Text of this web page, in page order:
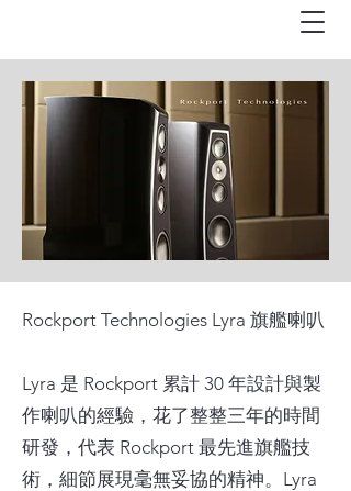
Rockport Technologies Lyra 旗艦喇叭
Lyra 是 Rockport 累計 30 年設計與製
作喇叭的經驗，花了整整三年的時間
研發，代表 Rockport 最先進旗艦技
術，細節展現毫無妥協的精神。Lyra